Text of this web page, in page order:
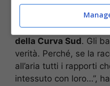
E poi l’indiscrezione:
formidabile nelle mani:
rapporti tra la
della Curva Sud. Gli
verità. Perché, se la
all’aria tutti i rapporti
intessuto con loro…”,